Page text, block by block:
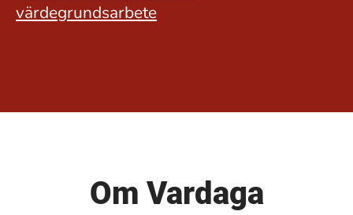
värdegrundsarbete
Om Vardaga